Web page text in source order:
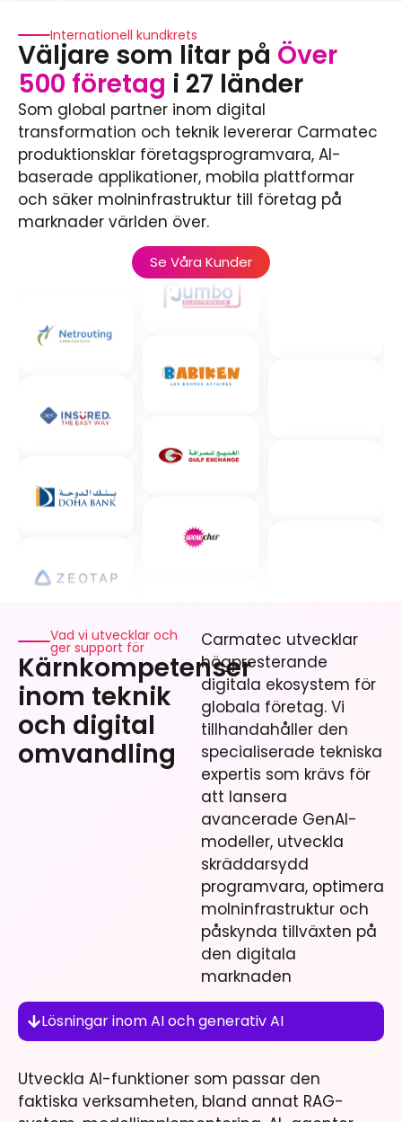
Internationell kundkrets
Väljare som litar på Över
500 företag i 27 länder
Som global partner inom digital
transformation och teknik levererar Carmatec
produktionsklar företagsprogramvara, AI-
baserade applikationer, mobila plattformar
och säker molninfrastruktur till företag på
marknader världen över.
Se Våra Kunder
Vad vi utvecklar och
ger support för
Kärnkompetenser
inom teknik
och digital
omvandling
Carmatec utvecklar
högpresterande
digitala ekosystem för
globala företag. Vi
tillhandahåller den
specialiserade tekniska
expertis som krävs för
att lansera
avancerade GenAI-
modeller, utveckla
skräddarsydd
programvara, optimera
molninfrastruktur och
påskynda tillväxten på
den digitala
marknaden
Lösningar inom AI och generativ AI
Utveckla AI-funktioner som passar den
faktiska verksamheten, bland annat RAG-